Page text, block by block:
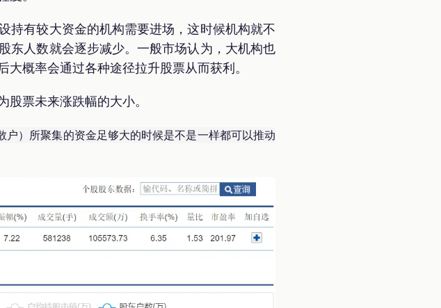
持有较大资金的机构需要进场，这时候机构就不
东人数就会逐步减少。一般市场认为，大机构也
概率会通过各种途径拉升股票从而获利。
票未来涨跌幅的大小。
户）所聚集的资金足够大的时候是不是一样都可以推动